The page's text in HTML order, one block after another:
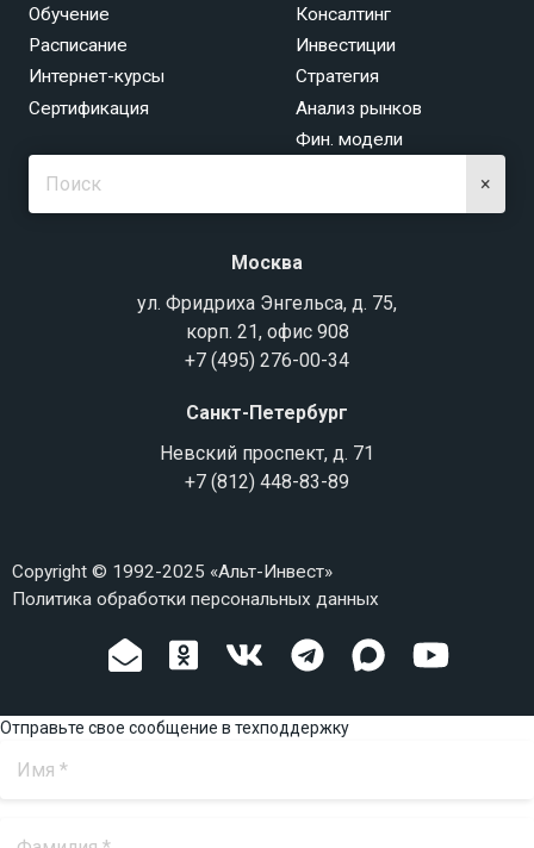
Обучение
Расписание
Интернет-курсы
Сертификация
Консалтинг
Инвестиции
Стратегия
Анализ рынков
Фин. модели
×
Москва
ул. Фридриха Энгельса, д. 75,
корп. 21, офис 908
+7 (495) 276-00-34
Санкт-Петербург
Невский проспект, д. 71
+7 (812) 448-83-89
Copyright © 1992-2025 «Альт-Инвест»
Политика обработки персональных данных
Отправьте свое сообщение в техподдержку